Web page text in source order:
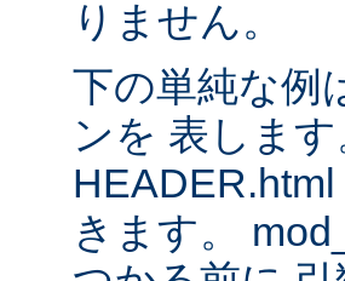
りません。
下の単純な例
ンを 表しま
きます。